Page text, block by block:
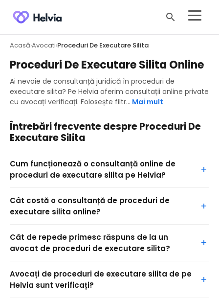
search
Acasă›Avocati›Proceduri De Executare Silita
Proceduri De Executare Silita Online
Ai nevoie de consultanță juridică în proceduri de
executare silita? Pe Helvia oferim consultații online private
cu avocați verificați. Folosește filtr... Mai mult
Întrebări frecvente despre Proceduri De
Executare Silita
Cum funcționează o consultanță online de
proceduri de executare silita pe Helvia?
Cât costă o consultanță de proceduri de
executare silita online?
Cât de repede primesc răspuns de la un
avocat de proceduri de executare silita?
Avocați de proceduri de executare silita de pe
Helvia sunt verificați?